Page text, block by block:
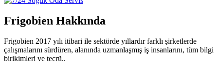
Frigobien Hakkında
Frigobien 2017 yılı itibari ile sektörde yıllardır farklı şirketlerde
çalışmalarını sürdüren, alanında uzmanlaşmış iş insanlarını, tüm bilgi
birikimleri ve tecrü..